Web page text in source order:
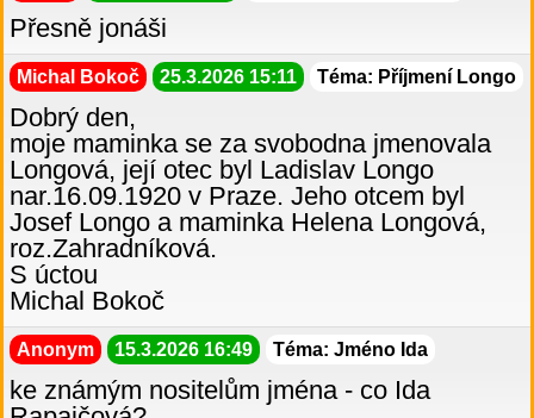
Přesně jonáši
Michal Bokoč 25.3.2026 15:11 Téma: Příjmení Longo
Dobrý den,
moje maminka se za svobodna jmenovala
Longová, její otec byl Ladislav Longo
nar.16.09.1920 v Praze. Jeho otcem byl
Josef Longo a maminka Helena Longová,
roz.Zahradníková.
S úctou
Michal Bokoč
Anonym 15.3.2026 16:49 Téma: Jméno Ida
ke známým nositelům jména - co Ida